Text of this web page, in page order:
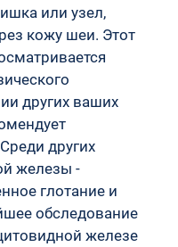
или узел,
кожу шеи. Этот
других ваших
других
железы -
глотание и
обследование
железе